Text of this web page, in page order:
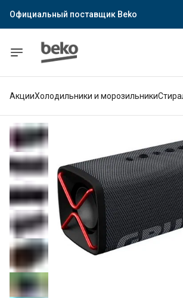
Официальный поставщик Indesit
Официальный поставщик Hotpoint
АкцииХолодильники и морозильники